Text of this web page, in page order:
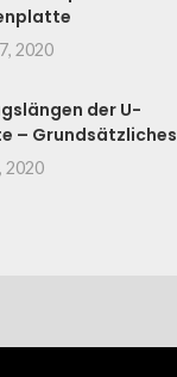
2020
der U-
– Grundsätzliches
2020